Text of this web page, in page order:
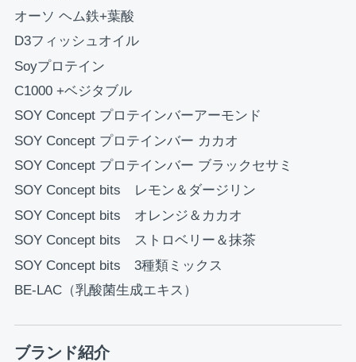
オーソ ヘム鉄+葉酸
D3フィッシュオイル
Soyプロテイン
C1000 +ベジタブル
SOY Concept プロテインバーアーモンド
SOY Concept プロテインバー カカオ
SOY Concept プロテインバー ブラックセサミ
SOY Concept bits レモン＆ダージリン
SOY Concept bits オレンジ＆カカオ
SOY Concept bits ストロベリー＆抹茶
SOY Concept bits 3種類ミックス
BE-LAC（乳酸菌生成エキス）
ブランド紹介